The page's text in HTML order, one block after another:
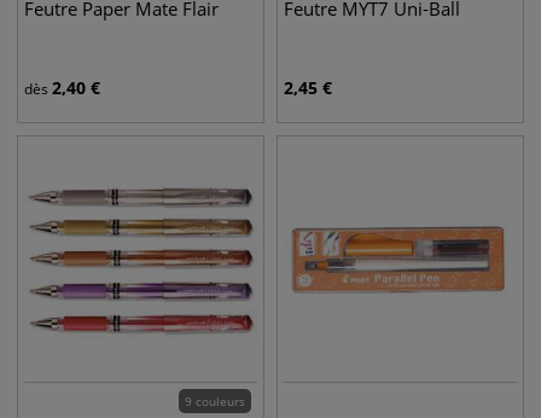
Feutre Paper Mate Flair
dès 2,40 €
Feutre MYT7 Uni-Ball
2,45 €
9 couleurs